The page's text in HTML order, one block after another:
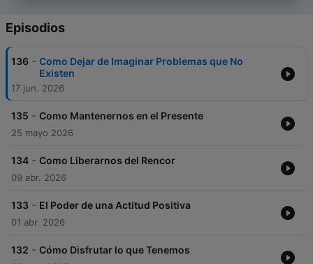
Episodios
136 - Como Dejar de Imaginar Problemas que No
Existen
17 jun. 2026
135 - Como Mantenernos en el Presente
25 mayo 2026
134 - Como Liberarnos del Rencor
09 abr. 2026
133 - El Poder de una Actitud Positiva
01 abr. 2026
132 - Cómo Disfrutar lo que Tenemos